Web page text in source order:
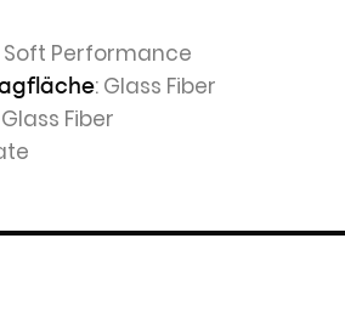
Soft Performance
: Glass Fiber
Glass Fiber